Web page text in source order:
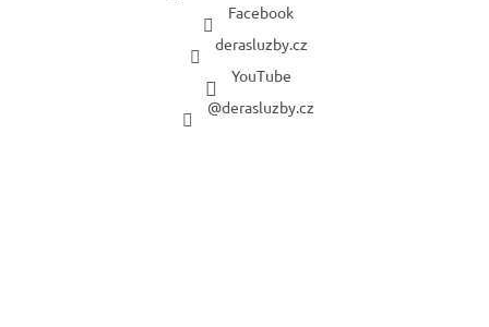
Facebook
derasluzby.cz
YouTube
@derasluzby.cz